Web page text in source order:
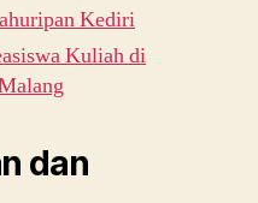
Kediri
Kuliah di
dan